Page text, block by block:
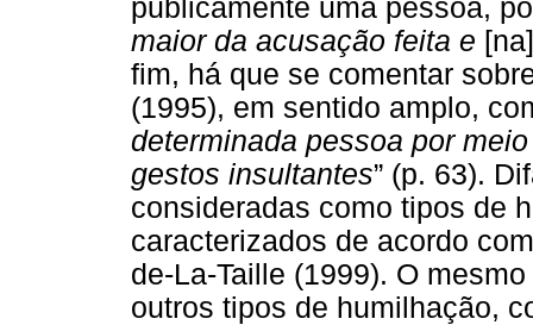
publicamente uma pessoa,
maior da acusação feita e
fim, há que se comentar
(1995), em sentido amplo,
determinada pessoa por
gestos insultantes” (p. 63).
consideradas como tipos de
caracterizados de acordo
de-La-Taille (1999). O
outros tipos de humilhação,